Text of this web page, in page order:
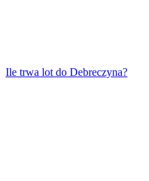
Ile trwa lot do Debreczyna?